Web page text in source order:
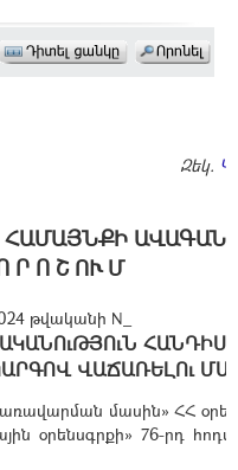
Զեկ.
Ր Ո Շ ՈՒ Մ
թվականի N_
ՎԱՃԱՌԵԼՈւ
մասին» ՀՀ
օրենսգրքի» 76-րդ